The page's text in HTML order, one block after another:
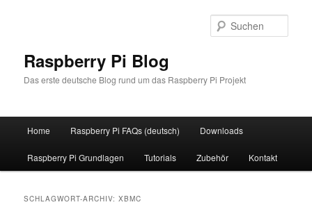
Raspberry Pi Blog
Das erste deutsche Blog rund um das Raspberry Pi Projekt
Home Raspberry Pi FAQs (deutsch) Downloads
Raspberry Pi Grundlagen Tutorials Zubehör Kontakt
SCHLAGWORT-ARCHIV:XBMC